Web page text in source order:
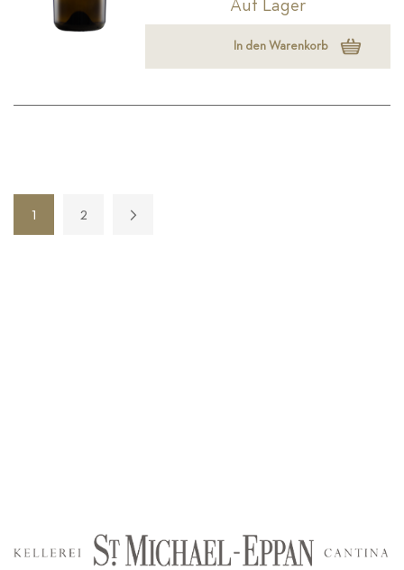
Auf Lager
In den Warenkorb
1 Seite
2 Seite
Weiter